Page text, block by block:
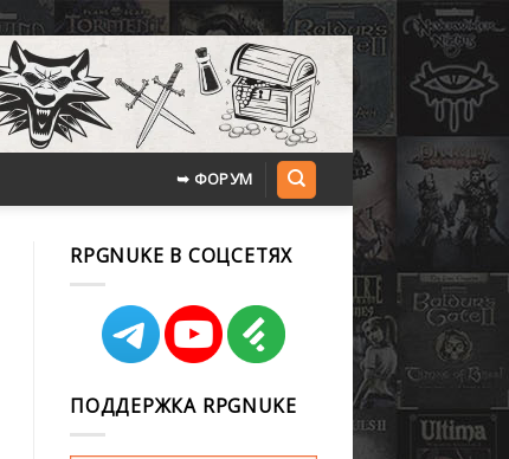
➥ ФОРУМ
RPGNUKE В СОЦСЕТЯХ
ПОДДЕРЖКА RPGNUKE